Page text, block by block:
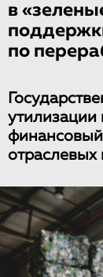
в
по
утилизации
отраслевых